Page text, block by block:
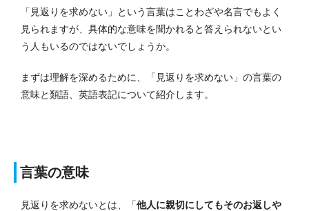
「見返りを求めない」という言葉はことわざや名言でもよく
見られますが、具体的な意味を聞かれると答えられないとい
う人もいるのではないでしょうか。
まずは理解を深めるために、「見返りを求めない」の言葉の
意味と類語、英語表記について紹介します。
言葉の意味
見返りを求めないとは、「他人に親切にしてもそのお返しや